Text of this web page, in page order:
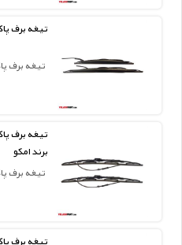
تیغه برف
تیغه برف
برند امکو
تیغه برف
تیغه برف